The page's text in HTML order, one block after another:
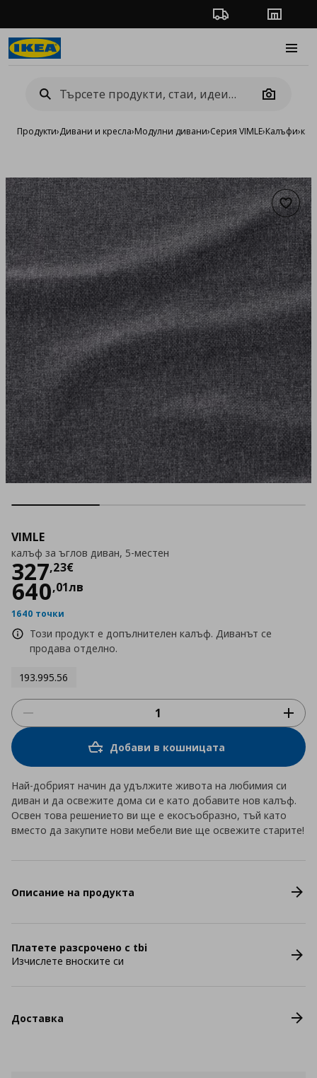
Проследяване на
Camera
Продукти›Дивани и кресла›Модулни дивани›Серия VIMLE›Калъфи›
VIMLE
калъф за ъглов диван, 5-местен
327,23€
Цена
640,01лв
1640 точки
Този продукт е допълнителен калъф. Диванът се
продава отделно.
193.995.56
Добави в кошницата
Най-добрият начин да удължите живота на любимия си
диван и да освежите дома си е като добавите нов калъф.
Освен това решението ви ще е екосъобразно, тъй като
вместо да закупите нови мебели вие ще освежите старите!
Описание на продукта
Платете разсрочено с tbi
Изчислете вноските си
Доставка